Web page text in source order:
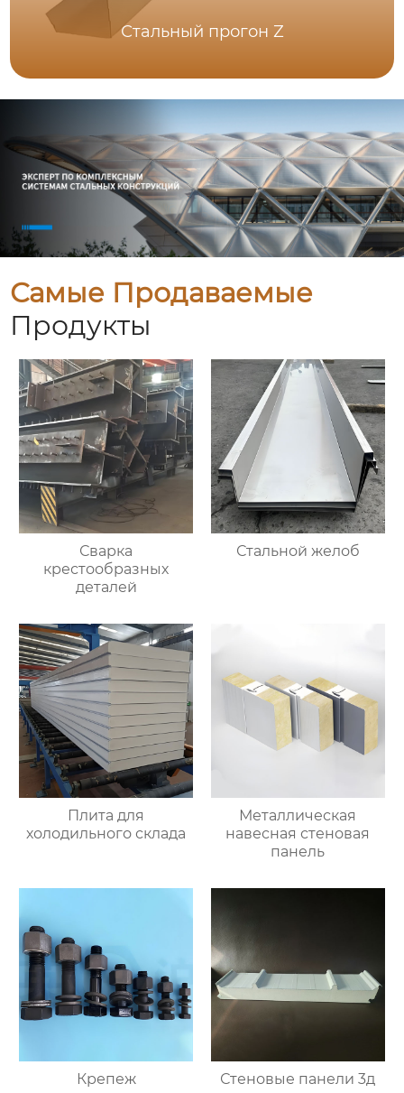
Стальный прогон Z
Самые Продаваемые
Продукты
Сварка
крестообразных
деталей
Стальной желоб
Плита для
холодильного склада
Металлическая
навесная стеновая
панель
Крепеж Стеновые панели 3д